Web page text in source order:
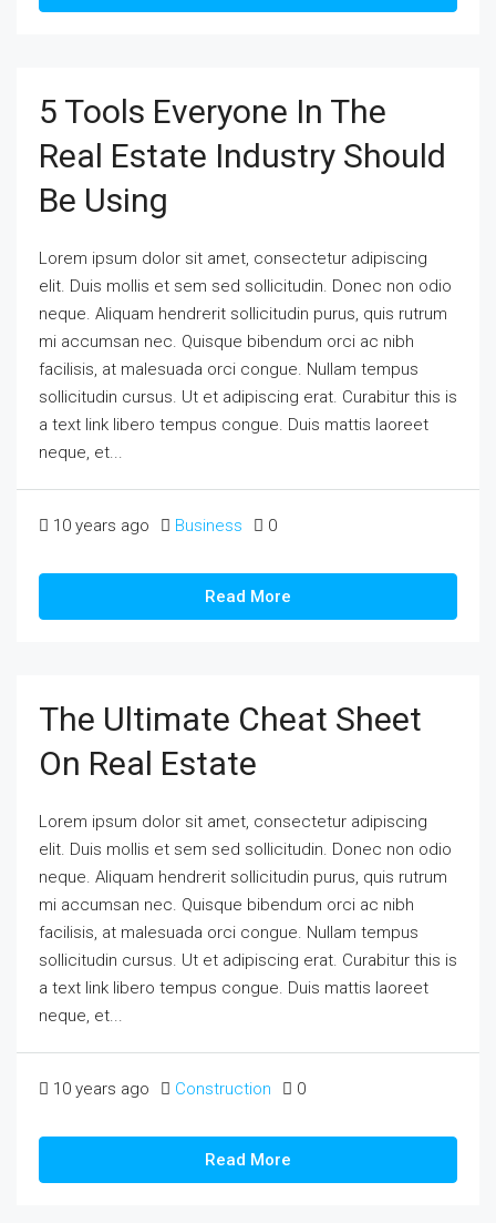
5 Tools Everyone In The
Real Estate Industry Should
Be Using
Lorem ipsum dolor sit amet, consectetur adipiscing
elit. Duis mollis et sem sed sollicitudin. Donec non odio
neque. Aliquam hendrerit sollicitudin purus, quis rutrum
mi accumsan nec. Quisque bibendum orci ac nibh
facilisis, at malesuada orci congue. Nullam tempus
sollicitudin cursus. Ut et adipiscing erat. Curabitur this is
a text link libero tempus congue. Duis mattis laoreet
neque, et...
10 years ago Business 0
Read More
The Ultimate Cheat Sheet
On Real Estate
Lorem ipsum dolor sit amet, consectetur adipiscing
elit. Duis mollis et sem sed sollicitudin. Donec non odio
neque. Aliquam hendrerit sollicitudin purus, quis rutrum
mi accumsan nec. Quisque bibendum orci ac nibh
facilisis, at malesuada orci congue. Nullam tempus
sollicitudin cursus. Ut et adipiscing erat. Curabitur this is
a text link libero tempus congue. Duis mattis laoreet
neque, et...
10 years ago Construction 0
Read More